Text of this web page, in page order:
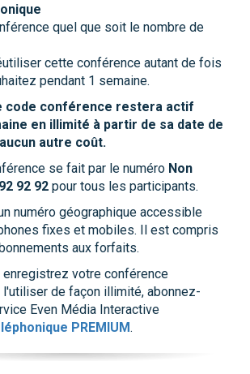
quel que soit le nombre de
cette conférence autant de fois
pendant 1 semaine.
code conférence restera actif
en illimité à partir de sa date de
autre coût.
se fait par le numéro Non
92 92 pour tous les participants.
numéro géographique accessible
fixes et mobiles. Il est compris
aux forfaits.
votre conférence
de façon illimité, abonnez-
Even Média Interactive
PREMIUM.